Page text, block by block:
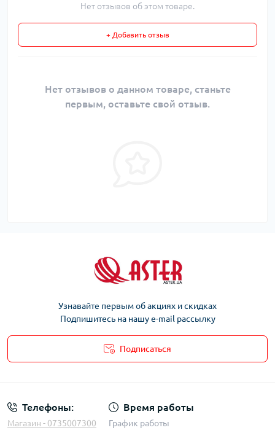
Нет отзывов об этом товаре.
+ Добавить отзыв
Нет отзывов о данном товаре, станьте
первым, оставьте свой отзыв.
Узнавайте первым об акциях и скидках
Подпишитесь на нашу e-mail рассылку
Подписаться
Телефоны:
Магазин - 0735007300
Время работы
График работы